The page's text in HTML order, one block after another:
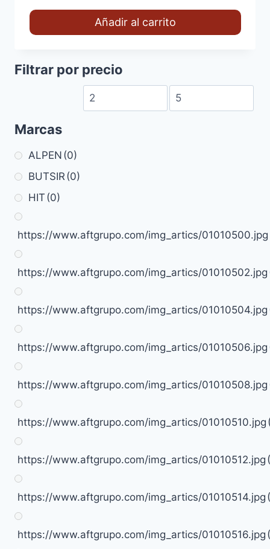
originalactual
Añadir al carrito
Filtrar por precio
Marcas
ALPEN (0)
BUTSIR (0)
HIT (0)
https://www.aftgrupo.com/img_artics/01010500.jpg
https://www.aftgrupo.com/img_artics/01010502.jpg
https://www.aftgrupo.com/img_artics/01010504.jpg
https://www.aftgrupo.com/img_artics/01010506.jpg
https://www.aftgrupo.com/img_artics/01010508.jpg
https://www.aftgrupo.com/img_artics/01010510.jpg
https://www.aftgrupo.com/img_artics/01010512.jpg
https://www.aftgrupo.com/img_artics/01010514.jpg
https://www.aftgrupo.com/img_artics/01010516.jpg